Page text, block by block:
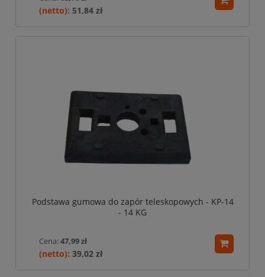
51,84 zł
Podstawa gumowa do zapór teleskopowych - KP-14
- 14 KG
Cena:47,99 zł
39,02 zł